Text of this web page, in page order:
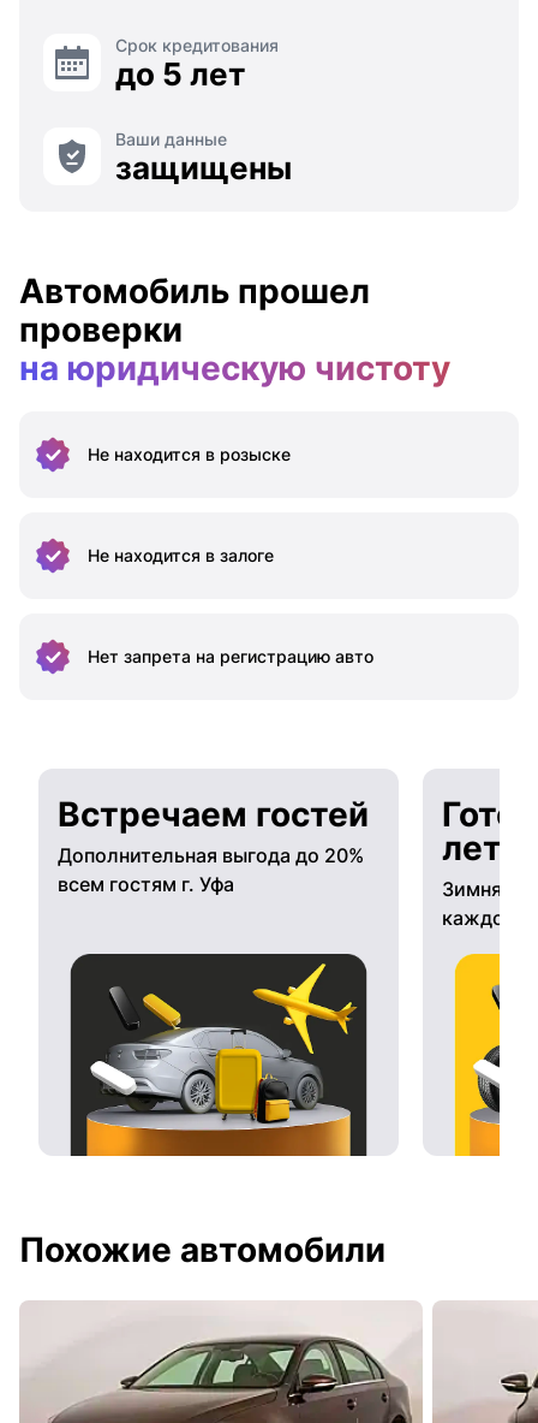
Срок кредитования
до 5 лет
Ваши данные
защищены
Автомобиль прошел
проверки
на юридическую чистоту
Не находится в розыске
Не находится в залоге
Нет запрета на регистрацию авто
Встречаем гостей
Дополнительная выгода до 20%
всем гостям г. Уфа
Зимняя
каждому
Похожие автомобили